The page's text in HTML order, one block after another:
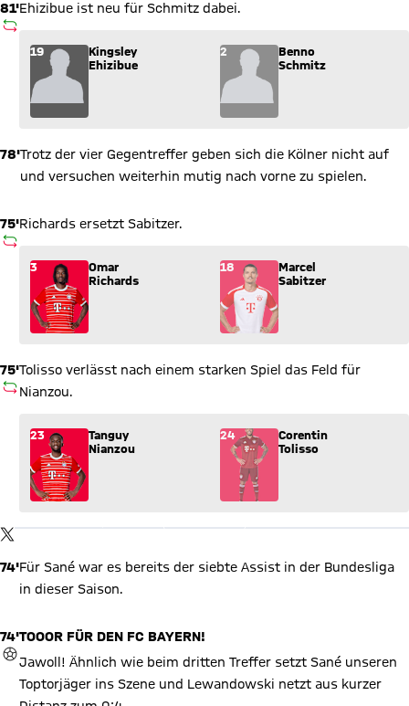
81'
AUSWECHSLUNG
Ehizibue ist neu für Schmitz dabei.
Wechsel: Kingsley Ehizibue (19) kommt für Benno Schmitz
19
Kingsley
Ehizibue
2
Benno
Schmitz
78'Trotz der vier Gegentreffer geben sich die Kölner nicht auf
und versuchen weiterhin mutig nach vorne zu spielen.
75'
AUSWECHSLUNG
Richards ersetzt Sabitzer.
Wechsel: Omar Richards (3) kommt für Marcel Sabitzer (18)
3
Omar
Richards
18
Marcel
Sabitzer
75'
AUSWECHSLUNG
Tolisso verlässt nach einem starken Spiel das Feld für
Nianzou.
Wechsel: Tanguy Nianzou (23) kommt für Corentin Tolisso
23
Tanguy
Nianzou
24
Corentin
Tolisso
TWITTER-BEITRAG
X Inhalte anzeigen
verarbeiten. Vorher kann das soziale Netzwerk keine Daten über
wird für alle Inhalte des sozialen Netzwerks auf unserer Website
gespeichert und Sie können dies jederzeit in derCookie-
Einwilligungslösung
74'Für Sané war es bereits der siebte Assist in der Bundesliga
in dieser Saison.
74'
TOR
TOOOR FÜR DEN FC BAYERN!
Jawoll! Ähnlich wie beim dritten Treffer setzt Sané unseren
Toptorjäger ins Szene und Lewandowski netzt aus kurzer